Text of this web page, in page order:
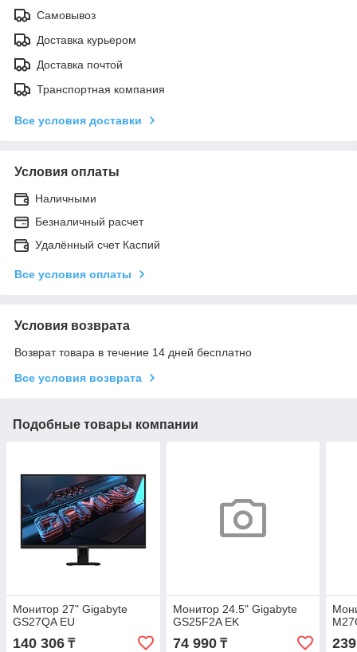
Самовывоз
Доставка курьером
Доставка почтой
Транспортная компания
Все условия доставки
Условия оплаты
Наличными
Безналичный расчет
Удалённый счет Каспий
Все условия оплаты
Условия возврата
Возврат товара в течение 14 дней бесплатно
Все условия возврата
Подобные товары компании
Монитор 27" Gigabyte
GS27QA EU
140 306 ₸
Монитор 24.5" Gigabyte
GS25F2A EK
74 990₸